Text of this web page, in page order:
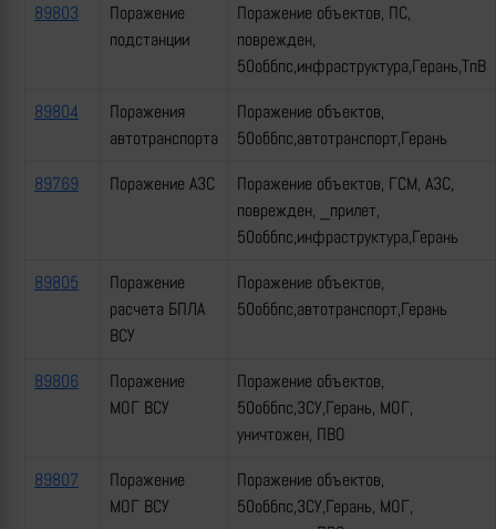
89803
Поражение
подстанции
Поражение объектов, ПС,
поврежден,
50оббпс,инфраструктура,Герань,ТпВ
89804
Поражения
автотранспорта
Поражение объектов,
50оббпс,автотранспорт,Герань
89769
Поражение АЗС
Поражение объектов, ГСМ, АЗС,
поврежден, _прилет,
50оббпс,инфраструктура,Герань
89805
Поражение
расчета БПЛА
ВСУ
Поражение объектов,
50оббпс,автотранспорт,Герань
89806
Поражение
МОГ ВСУ
Поражение объектов,
50оббпс,ЗСУ,Герань, МОГ,
уничтожен, ПВО
89807
Поражение
МОГ ВСУ
Поражение объектов,
50оббпс,ЗСУ,Герань, МОГ,